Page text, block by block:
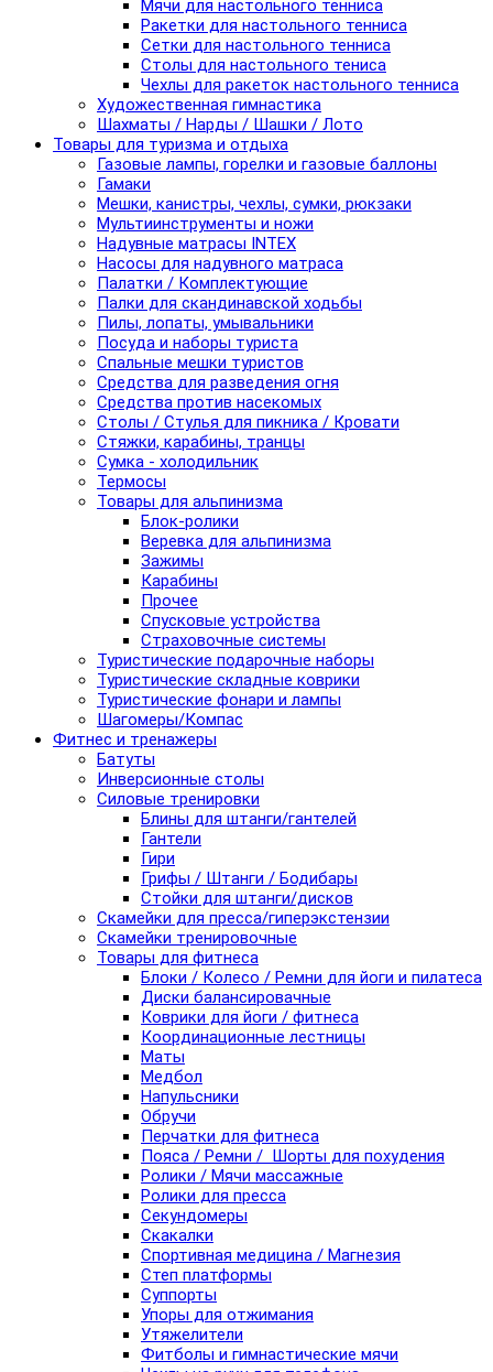
Мячи для настольного тенниса
Ракетки для настольного тенниса
Сетки для настольного тенниса
Столы для настольного тениса
Чехлы для ракеток настольного тенниса
Художественная гимнастика
Шахматы / Нарды / Шашки / Лото
Товары для туризма и отдыха
Газовые лампы, горелки и газовые баллоны
Гамаки
Мешки, канистры, чехлы, сумки, рюкзаки
Мультиинструменты и ножи
Надувные матрасы INTEX
Насосы для надувного матраса
Палатки / Комплектующие
Палки для скандинавской ходьбы
Пилы, лопаты, умывальники
Посуда и наборы туриста
Спальные мешки туристов
Средства для разведения огня
Средства против насекомых
Столы / Стулья для пикника / Кровати
Стяжки, карабины, транцы
Сумка - холодильник
Термосы
Товары для альпинизма
Блок-ролики
Веревка для альпинизма
Зажимы
Карабины
Прочее
Спусковые устройства
Страховочные системы
Туристические подарочные наборы
Туристические складные коврики
Туристические фонари и лампы
Шагомеры/Компас
Фитнес и тренажеры
Батуты
Инверсионные столы
Силовые тренировки
Блины для штанги/гантелей
Гантели
Гири
Грифы / Штанги / Бодибары
Стойки для штанги/дисков
Скамейки для пресса/гиперэкстензии
Скамейки тренировочные
Товары для фитнеса
Блоки / Колесо / Ремни для йоги и пилатеса
Диски балансировачные
Коврики для йоги / фитнеса
Координационные лестницы
Маты
Медбол
Напульсники
Обручи
Перчатки для фитнеса
Пояса / Ремни / Шорты для похудения
Ролики / Мячи массажные
Ролики для пресса
Секундомеры
Скакалки
Спортивная медицина / Магнезия
Степ платформы
Суппорты
Упоры для отжимания
Утяжелители
Фитболы и гимнастические мячи